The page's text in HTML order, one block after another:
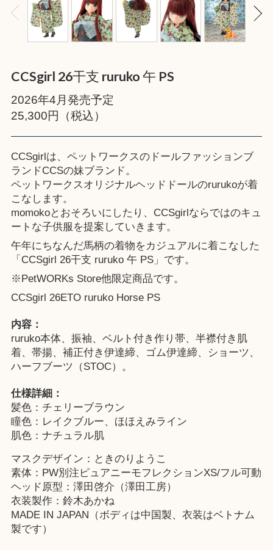
CCSgirl 26干支 ruruko 午 PS
2026年4月発売予定
25,300円（税込）
CCSgirlは、ペットワークスのドールファッションブ
ランドCCSの妹ブランド。
ペットワークスオリジナルヘッドドールのrurukoが着
こなします。
momokoとおそろいにしたり、CCSgirlならではのキュ
ートな子供服を提案していきます。
午年にちなんだ馬柄の着物をカジュアルに着こなした
「CCSgirl 26干支 ruruko 午 PS」です。
※ PetWORKs Store他限定商品です。
CCSgirl 26ETO ruruko Horse PS
内容：
ruruko本体、振袖、ベルト付き作り帯、半襟付き肌
着、帯揚、補正付き伊達締、ゴム伊達締、ショーツ、
ハーフブーツ（STOC）。
仕様詳細：
髪色：チェリーブラウン
瞳色：レイクブルー、ほほえみライン
肌色：ナチュラル肌
マスクデザイン：ときのりようこ
素体：PW別注ピュアニーモフレクションXS/フル可動
ヘッド原型：澤田啓介（澤田工房）
衣装製作：鈴木あかね
MADE IN JAPAN（ボディは中国製、衣装はベトナム
製です）